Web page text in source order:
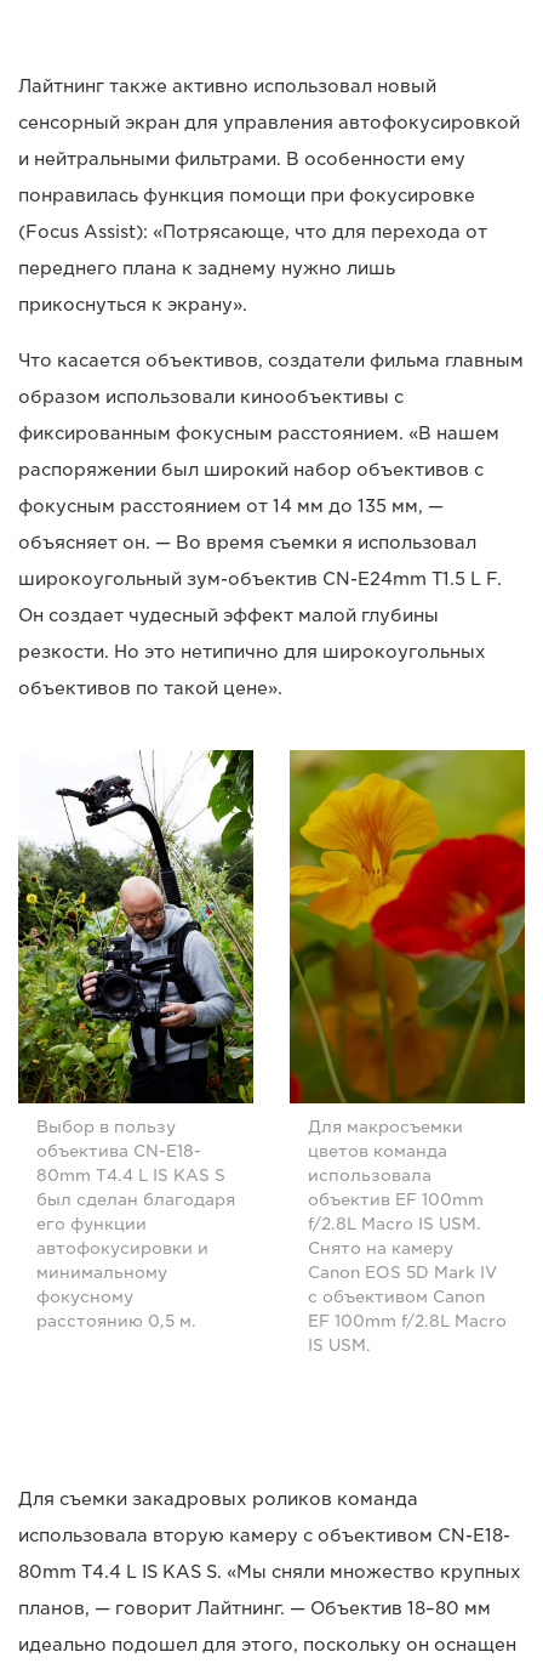
Лайтнинг также активно использовал новый
сенсорный экран для управления автофокусировкой
и нейтральными фильтрами. В особенности ему
понравилась функция помощи при фокусировке
(Focus Assist): «Потрясающе, что для перехода от
переднего плана к заднему нужно лишь
прикоснуться к экрану».
Что касается объективов, создатели фильма главным
образом использовали кинообъективы с
фиксированным фокусным расстоянием. «В нашем
распоряжении был широкий набор объективов с
фокусным расстоянием от 14 мм до 135 мм, —
объясняет он. — Во время съемки я использовал
широкоугольный зум-объектив CN-E24mm T1.5 L F.
Он создает чудесный эффект малой глубины
резкости. Но это нетипично для широкоугольных
объективов по такой цене».
Выбор в пользу
объектива CN-E18-
80mm T4.4 L IS KAS S
был сделан благодаря
его функции
автофокусировки и
минимальному
фокусному
расстоянию 0,5 м.
Для макросъемки
цветов команда
использовала
объектив EF 100mm
f/2.8L Macro IS USM.
Снято на камеру
Canon EOS 5D Mark IV
с объективом Canon
EF 100mm f/2.8L Macro
IS USM.
Для съемки закадровых роликов команда
использовала вторую камеру с объективом CN-E18-
80mm T4.4 L IS KAS S. «Мы сняли множество крупных
планов, — говорит Лайтнинг. — Объектив 18–80 мм
идеально подошел для этого, поскольку он оснащен